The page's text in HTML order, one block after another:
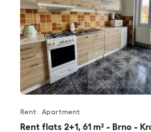
Rent flats 2+1, 61 m² - Brno -
Offer type
Rent
Property type
Apartment